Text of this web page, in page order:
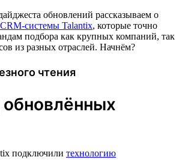
обновлений рассказываем о
CRM-системы Talantix, которые точно
подбора как крупных компаний, так
из разных отраслей. Начнём?
чтения
подключили технологию